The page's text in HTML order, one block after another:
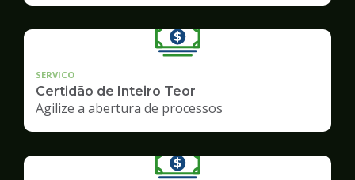
SERVICO
Certidão de Inteiro Teor
Agilize a abertura de processos